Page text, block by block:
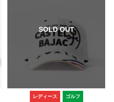
SOLD OUT
レディース ゴルフ